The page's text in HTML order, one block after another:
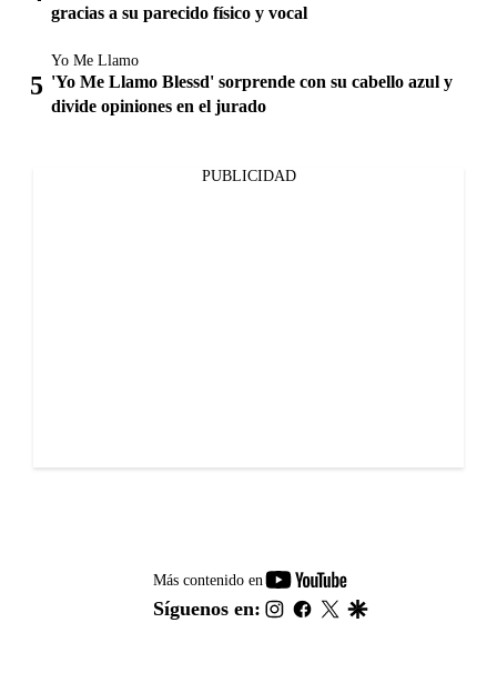
gracias a su parecido físico y vocal
Yo Me Llamo
'Yo Me Llamo Blessd' sorprende con su cabello azul y
divide opiniones en el jurado
PUBLICIDAD
Más contenido en
youtube-
footer
Síguenos en: instagram
facebook
twitter